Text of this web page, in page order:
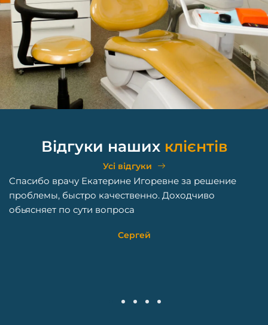
Відгуки наших клієнтів
Усі відгуки
Спасибо врачу Екатерине Игоревне за решение
проблемы, быстро качественно. Доходчиво
обьясняет по сути вопроса
Сергей
2 3 4 5